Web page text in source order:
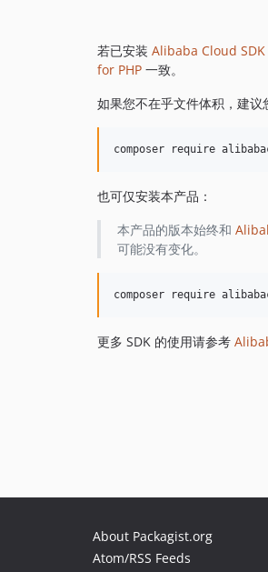
若已安装 Alibaba Cloud SDK
for PHP 一致。
如果您不在乎文件体积，建议
也可仅安装本产品：
本产品的版本始终和
可能没有变化。
更多 SDK 的使用请参考
About Packagist.org
Atom/RSS Feeds